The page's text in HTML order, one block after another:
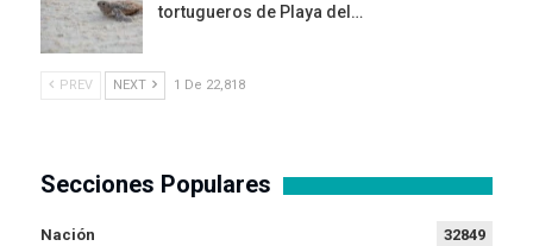
tortugueros de Playa del…
PREV NEXT 1 De 22,818
Secciones Populares
Nación 32849